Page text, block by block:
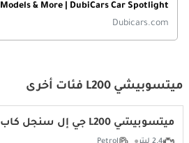
Models & More | DubiCars Car Spotlight
Dubicars.com
ميتسوبيشي L200 فئات أخرى
ميتسوبيشي L200 جي إل سنجل كاب بترول 2.4L